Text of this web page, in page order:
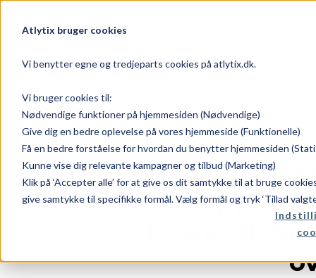
Atlytix bruger cookies
Vi benytter egne og tredjeparts cookies på atlytix.dk.
Vi bruger cookies til:
Nødvendige funktioner på hjemmesiden (Nødvendige)
Give dig en bedre oplevelse på vores hjemmeside (Funktionelle)
Få en bedre forståelse for hvordan du benytter hjemmesiden
Kunne vise dig relevante kampagner og tilbud (Marketing)
Klik på ‘Accepter alle’ for at give os dit samtykke til at bruge
give samtykke til specifikke formål. Vælg formål og tryk ‘Tillad
Få
Power BI